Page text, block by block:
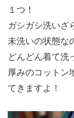
１つ！
ガシガシ洗いざ
未洗いの状態な
どんどん着て洗
厚みのコットン
てきますよ！